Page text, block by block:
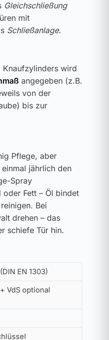
Gleichschließung
mit
Schließanlage.
Knaufzylinders wird
angegeben (z.B.
von der
bis zur
Pflege, aber
jährlich den
Spray
Fett – Öl bindet
Bei
drehen – das
schiefe Tür hin.
EN 1303)
VdS optional